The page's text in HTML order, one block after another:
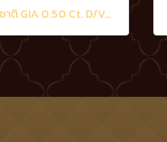
เพชรแท้ธรรมชาติ GIA 0.50 Ct. D/VS2